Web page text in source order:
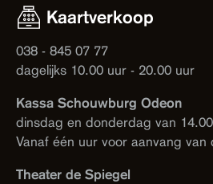
Kaartverkoop
038 - 845 07 77
dagelijks 10.00 uur - 20.00 uur
Kassa Schouwburg Odeon
dinsdag en donderdag van
Vanaf één uur voor aanvang van
Theater de Spiegel